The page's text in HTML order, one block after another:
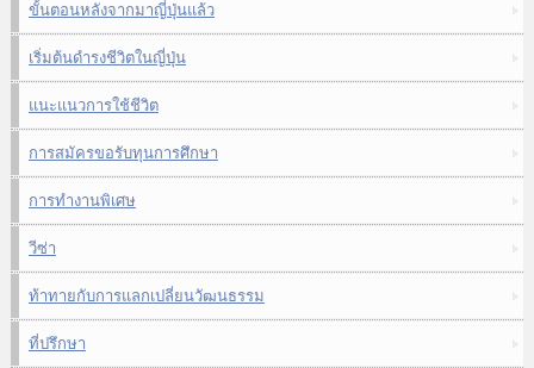
ขั้นตอนหลังจากมาญี่ปุ่นแล้ว
เริ่มต้นดำรงชีวิตในญี่ปุ่น
แนะแนวการใช้ชีวิต
การสมัครขอรับทุนการศึกษา
การทำงานพิเศษ
วีซ่า
ท้าทายกับการแลกเปลี่ยนวัฒนธรรม
ที่ปรึกษา